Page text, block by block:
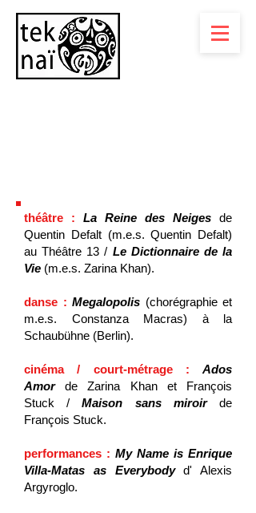
théâtre : La Reine des Neiges de
Quentin Defalt (m.e.s. Quentin Defalt)
au Théâtre 13 / Le Dictionnaire de la
Vie (m.e.s. Zarina Khan).
danse : Megalopolis (chorégraphie et
m.e.s. Constanza Macras) à la
Schaubühne (Berlin).
cinéma / court-métrage : Ados
Amorde Zarina Khan et François
Stuck /Maison sans miroirde
François Stuck.
performances : My Name is Enrique
Villa-Matas as Everybodyd' Alexis
Argyroglo.